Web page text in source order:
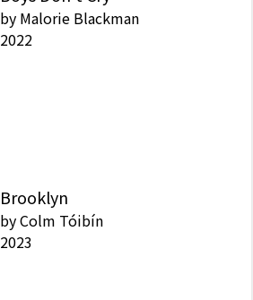
by Malorie Blackman
2022
Brooklyn
byColm Tóibín
2023